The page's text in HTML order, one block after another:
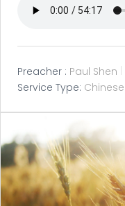
Preacher : Paul Shen
Service Type: Chinese